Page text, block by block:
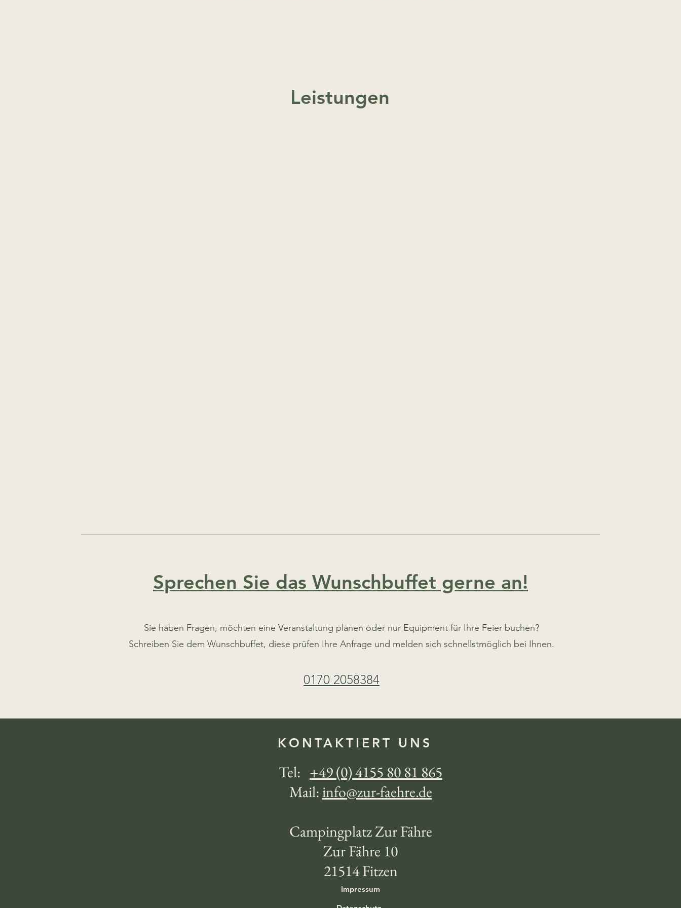
Leistungen
Sprechen Sie das Wunschbuffet gerne an!
Sie haben Fragen, möchten eine Veranstaltung planen oder nur Equipment für Ihre Feier buchen?
Schreiben Sie dem Wunschbuffet, diese prüfen Ihre Anfrage und melden sich schnellstmöglich bei Ihnen.
0170 2058384
KONTAKTIERT UNS
Tel: +49 (0) 4155 80 81 865
Mail: info@zur-faehre.de
Campingplatz Zur Fähre
Zur Fähre 10
21514 Fitzen
Impressum